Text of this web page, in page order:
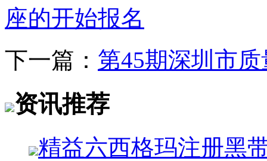
座的开始报名
下一篇： 第45期深圳市
资讯推荐
精益六西格玛注册黑